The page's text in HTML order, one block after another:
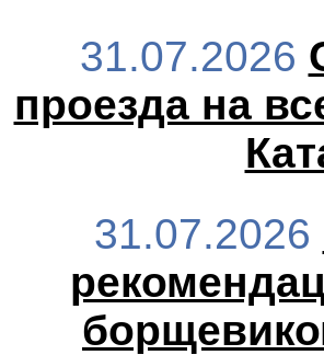
31.07.2026
проезда на
31.07.2026